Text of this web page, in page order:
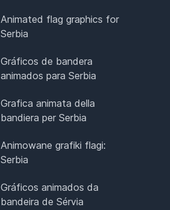
Animated flag graphics for
Serbia
Gráficos de bandera
animados para Serbia
Grafica animata della
bandiera per Serbia
Animowane grafiki flagi:
Serbia
Gráficos animados da
bandeira de Sérvia